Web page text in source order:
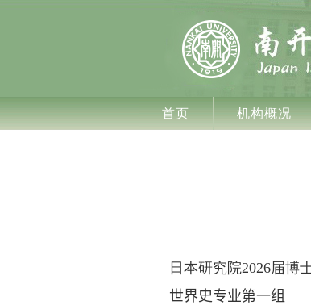
首页 机构概况
日本研究院2026届博
世界史专业第一组